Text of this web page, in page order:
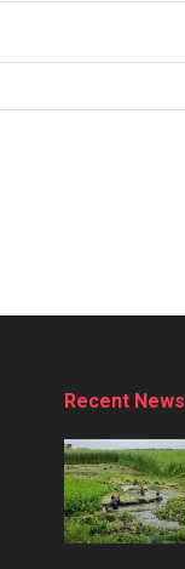
Recent News